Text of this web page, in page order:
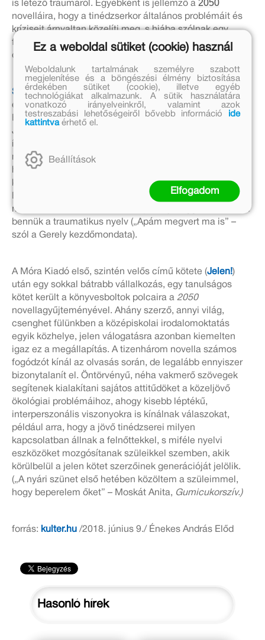
is létező traumáról. Egyébként is jellemző a 2050
novelláira, hogy a tinédzserkor általános problémáit és
kríziseit árnyaltan közelíti meg, s hiába szólnak egy
felnőttkor előtt álló generációnak, nélkülözik a kínzó
didaktikusságot.
Sirokai Mátyása beérkezett pályaműveken kívül öt
egyéb novellát is beválogatott a kötetbe, a már említett
Brandon Hackett-szöveg mellett Moskát Anita,Lackfi
János
írásait. Utóbbi két szerző
novellája lóg ki leginkább az antológia szövegvilágából,
hiszen eleve egy-egy, tavaly megjelent, teljesen más
koncepciójú prózakötetben kaptak helyet.
Beazonosíthatatlan terekben és időben játszódik
mindkét történet, erősen disztópikus jelleggel, s dominál
bennük a traumatikus nyelv („Apám megvert ma is” –
szól a Gerely kezdőmondata).
A Móra Kiadó első, szintén velős című kötete (Jelen!)
után egy sokkal bátrabb vállalkozás, egy tanulságos
kötet került a könyvesboltok polcaira a 2050
novellagyűjteményével. Ahány szerző, annyi világ,
csenghet fülünkben a középiskolai irodalomoktatás
egyik közhelye, jelen válogatásra azonban kiemelten
igaz ez a megállapítás. A tizenhárom novella számos
fogódzót kínál az olvasás során, de legalább ennyiszer
bizonytalanít el. Öntörvényű, néha vakmerő szövegek
segítenek kialakítani sajátos attitűdöket a közeljövő
ökológiai problémáihoz, ahogy kisebb léptékű,
interperszonális viszonyokra is kínálnak válaszokat,
például arra, hogy a jövő tinédzserei milyen
kapcsolatban állnak a felnőttekkel, s miféle nyelvi
eszközöket mozgósítanak szüleikkel szemben, akik
körülbelül a jelen kötet szerzőinek generációját jelölik.
(„A nyári szünet első hetében közöltem a szüleimmel,
hogy beperelem őket” – Moskát Anita, Gumicukorszív.)
forrás: kulter.hu /2018. június 9./ Énekes András Előd
Hasonló hírek
Ez a weboldal sütiket (cookie) használ
Weboldalunk tartalmának személyre szabott
megjelenítése és a böngészési élmény biztosítása
érdekében sütiket (cookie), illetve egyéb
technológiákat alkalmazunk. A sütik használatára
vonatkozó irányelveinkről, valamint azok
testreszabási lehetőségeiről bővebb információ
ide
kattintvaérhető el.
Beállítások
Elfogadom